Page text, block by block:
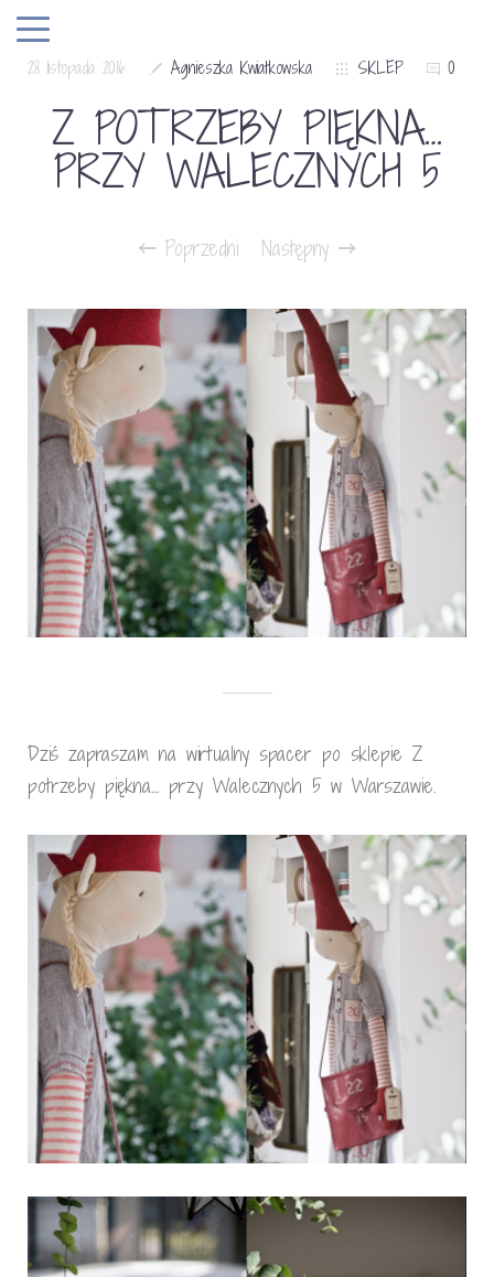
28 listopada 2016 Agnieszka Kwiatkowska SKLEP 0
Z POTRZEBY PIĘKNA…
PRZY WALECZNYCH 5
Poprzedni Następny
Dziś zapraszam na wirtualny spacer po sklepie Z
potrzeby piękna… przy Walecznych 5 w Warszawie.